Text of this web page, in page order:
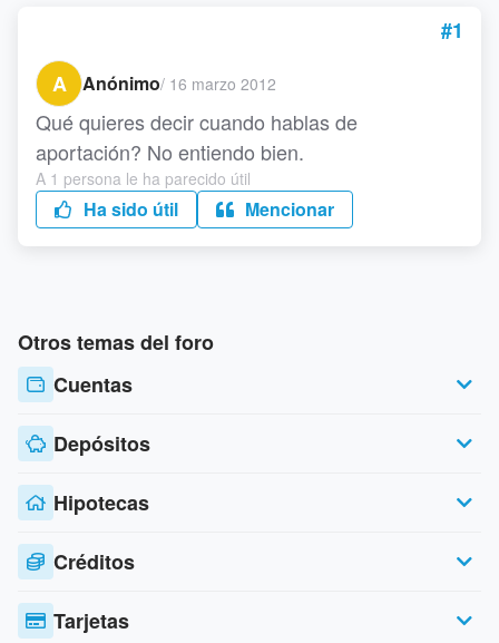
#1
A
Anónimo/ 16 marzo 2012
Qué quieres decir cuando hablas de
aportación? No entiendo bien.
A 1 persona le ha parecido útil
Ha sido útil Mencionar
Otros temas del foro
Cuentas
Depósitos
Hipotecas
Créditos
Tarjetas